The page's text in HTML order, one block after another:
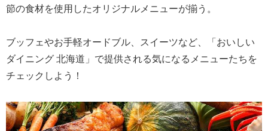
節の食材を使用したオリジナルメニューが揃う。
ブッフェやお手軽オードブル、スイーツなど、「おいしい
ダイニング 北海道」で提供される気になるメニューたちを
チェックしよう！